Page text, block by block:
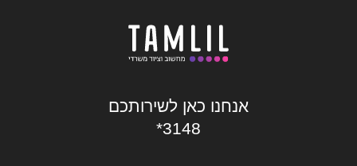
אנחנו כאן לשירותכם
*3148